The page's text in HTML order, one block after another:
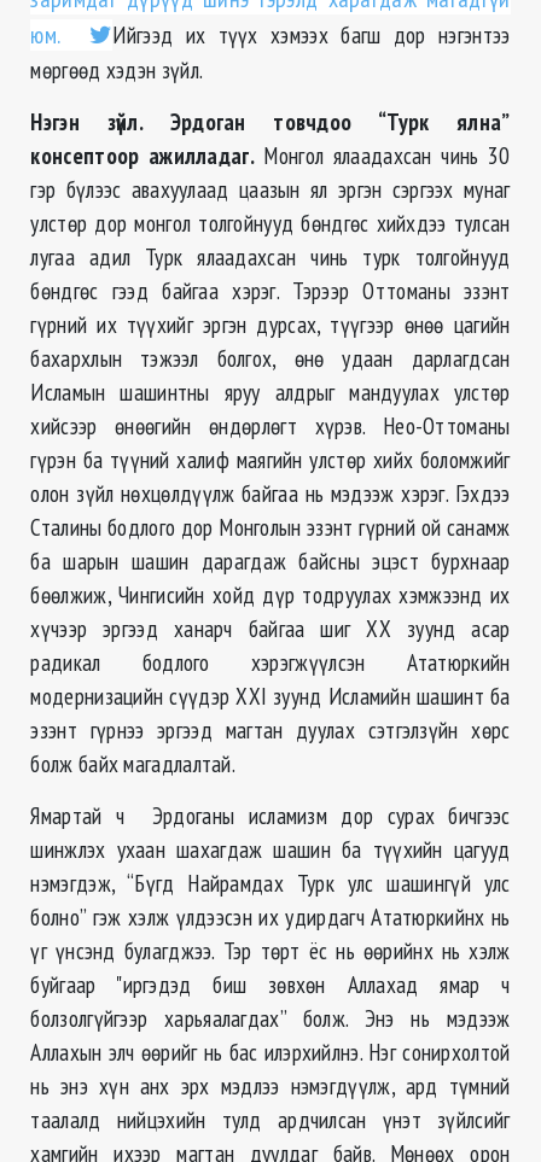
юм.
Ийгээд их түүх хэмээх багш дор нэгэнтээ
мөргөөд хэдэн зүйл.
Нэгэн зүйл. Эрдоган товчдоо “Турк ялна”
консептоор ажилладаг.Монгол ялаадахсан чинь 30
гэр бүлээс авахуулаад цаазын ял эргэн сэргээх мунаг
улстөр дор монгол толгойнууд бөндгөс хийхдээ тулсан
лугаа адил Турк ялаадахсан чинь турк толгойнууд
бөндгөс гээд байгаа хэрэг. Тэрээр Оттоманы эзэнт
гүрний их түүхийг эргэн дурсах, түүгээр өнөө цагийн
бахархлын тэжээл болгох, өнө удаан дарлагдсан
Исламын шашинтны яруу алдрыг мандуулах улстөр
хийсээр өнөөгийн өндөрлөгт хүрэв. Нео-Оттоманы
гүрэн ба түүний халиф маягийн улстөр хийх боломжийг
олон зүйл нөхцөлдүүлж байгаа нь мэдээж хэрэг. Гэхдээ
Сталины бодлого дор Монголын эзэнт гүрний ой санамж
ба шарын шашин дарагдаж байсны эцэст бурхнаар
бөөлжиж, Чингисийн хойд дүр тодруулах хэмжээнд их
хүчээр эргээд ханарч байгаа шиг XX зуунд асар
радикал бодлого хэрэгжүүлсэн Ататюркийн
модернизацийн сүүдэр XXI зуунд Исламийн шашинт ба
эзэнт гүрнээ эргээд магтан дуулах сэтгэлзүйн хөрс
болж байх магадлалтай.
Ямартай ч Эрдоганы исламизм дор сурах бичгээс
шинжлэх ухаан шахагдаж шашин ба түүхийн цагууд
нэмэгдэж, “Бүгд Найрамдах Турк улс шашингүй улс
болно” гэж хэлж үлдээсэн их удирдагч Ататюркийнх нь
үг үнсэнд булагджээ. Тэр төрт ёс нь өөрийнх нь хэлж
буйгаар "иргэдэд биш зөвхөн Аллахад ямар ч
болзолгүйгээр харьяалагдах” болж. Энэ нь мэдээж
Аллахын элч өөрийг нь бас илэрхийлнэ. Нэг сонирхолтой
нь энэ хүн анх эрх мэдлээ нэмэгдүүлж, ард түмний
таалалд нийцэхийн тулд ардчилсан үнэт зүйлсийг
хамгийн ихээр магтан дуулдаг байв. Мөнөөх орон